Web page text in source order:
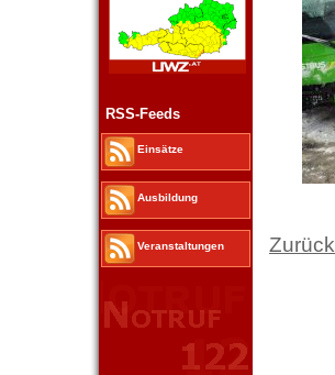
Zurück
RSS-Feeds
Einsätze
Ausbildung
Veranstaltungen